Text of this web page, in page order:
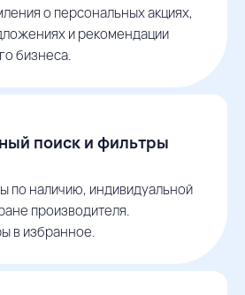
о персональных акциях,
и рекомендации
бизнеса.
поиск и фильтры
по наличию, индивидуальной
производителя.
в избранное.